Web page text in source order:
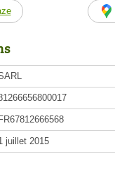
FR67812666568
juillet 2015